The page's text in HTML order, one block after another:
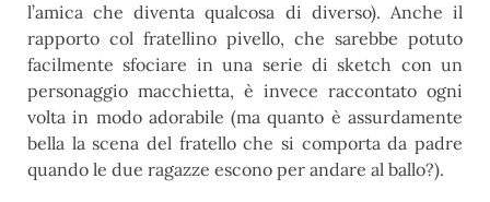
l’amica che diventa qualcosa di diverso). Anche il
rapporto col fratellino pivello, che sarebbe potuto
facilmente sfociare in una serie di sketch con un
personaggio macchietta, è invece raccontato ogni
volta in modo adorabile (ma quanto è assurdamente
bella la scena del fratello che si comporta da padre
quando le due ragazze escono per andare al ballo?).